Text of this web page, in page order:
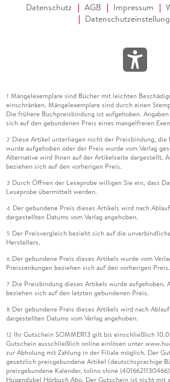
Datenschutz AGB Impressum
1 Mängelexemplare sind Bücher mit leichten
einschränken. Mängelexemplare sind durch einen
Die frühere Buchpreisbindung ist aufgehoben.
sich auf den gebundenen Preis eines mangelfreien
2 Diese Artikel unterliegen nicht der Preisbindung, die
wurde aufgehoben oder der Preis wurde vom Verlag
Alternative wird Ihnen auf der Artikelseite dargestellt.
beziehen sich auf den vorherigen Preis.
3 Durch Öffnen der Leseprobe willigen Sie ein, dass
Leseprobe übermittelt werden.
4 Der gebundene Preis dieses Artikels wird nach
dargestellten Datums vom Verlag angehoben.
5 Der Preisvergleich bezieht sich auf die
Herstellers.
6 Der gebundene Preis dieses Artikels wurde vom
Preissenkungen beziehen sich auf den vorherigen Preis.
7 Die Preisbindung dieses Artikels wurde aufgehoben.
beziehen sich auf den letzten gebundenen Preis.
8 Der gebundene Preis dieses Artikels wird nach
dargestellten Datums vom Verlag angehoben.
12 Ihr Gutschein SOMMER13 gilt bis einschließlich
Gutschein ausschließlich online einlösen unter
zur Abholung mit Zahlung in der Filiale möglich. Der
gesetzlich preisgebundene Artikel (deutschsprachige
preisgebundene Kalender, tolino shine
Hugendubel Hörbuch Abo. Der Gutschein ist nicht mit